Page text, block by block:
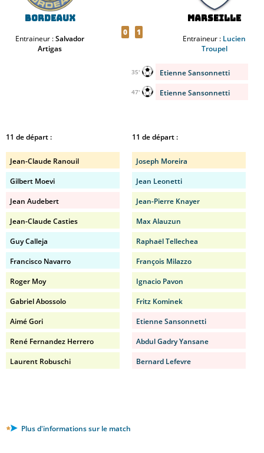
Bordeaux
Entraineur :Salvador
Artigas
0 1
Marseille
Entraineur : Lucien
Troupel
Etienne Sansonnetti
35'
Etienne Sansonnetti
47'
11 de départ :
Jean-Claude Ranouil
Gilbert Moevi
Jean Audebert
Jean-Claude Casties
Guy Calleja
Francisco Navarro
Roger Moy
Gabriel Abossolo
Aimé Gori
René Fernandez Herrero
Laurent Robuschi
11 de départ :
Joseph Moreira
Jean Leonetti
Jean-Pierre Knayer
Max Alauzun
Raphaël Tellechea
François Milazzo
Ignacio Pavon
Fritz Kominek
Etienne Sansonnetti
Abdul Gadry Yansane
Bernard Lefevre
Plus d'informations sur le match